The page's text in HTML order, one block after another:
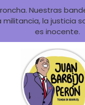
Nuestras
la
es inocente.